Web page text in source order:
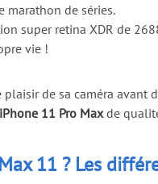
marathon de séries.
super retina XDR de
vie !
de sa caméra avant
11 Pro Maxde
11 ? Les